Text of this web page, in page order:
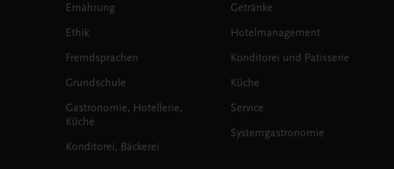
Ernährung
Ethik
Fremdsprachen
Grundschule
Gastronomie, Hotellerie,
Küche
Konditorei, Bäckerei
Getränke
Hotelmanagement
Konditorei und Patisserie
Küche
Service
Systemgastronomie